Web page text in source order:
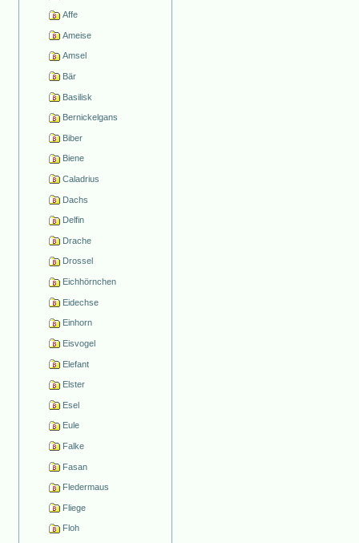
Affe
Ameise
Amsel
Bär
Basilisk
Bernickelgans
Biber
Biene
Caladrius
Dachs
Delfin
Drache
Drossel
Eichhörnchen
Eidechse
Einhorn
Eisvogel
Elefant
Elster
Esel
Eule
Falke
Fasan
Fledermaus
Fliege
Floh